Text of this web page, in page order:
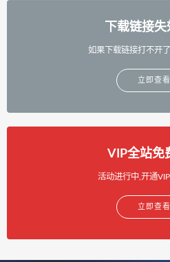
下载链接失
如果下载链接打不开
立即查看
VIP全站免
活动进行中,开通
立即查看